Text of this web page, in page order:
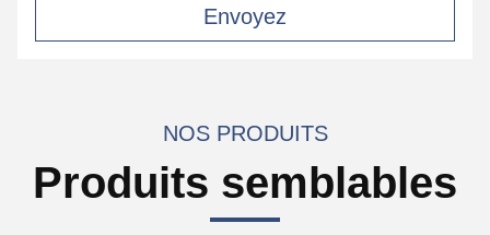
Envoyez
NOS PRODUITS
Produits semblables